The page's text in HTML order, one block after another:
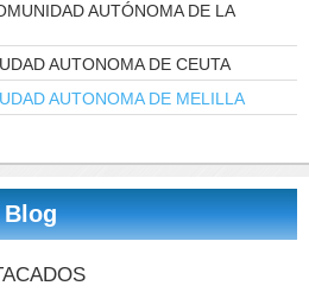
AUTÓNOMA DE LA
AUTONOMA DE CEUTA
AUTONOMA DE MELILLA
Blog